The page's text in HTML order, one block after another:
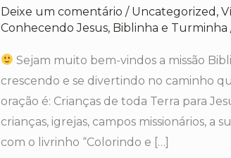
Deixe um comentário / Uncategorized ,
Conhecendo Jesus, Biblinha e Turminha
Sejam muito bem-vindos a missão
crescendo e se divertindo no caminho
oração é: Crianças de toda Terra para
crianças, igrejas, campos missionários, a
com o livrinho “Colorindo e […]
Biblinha
e
Turminha
–
Volume
1